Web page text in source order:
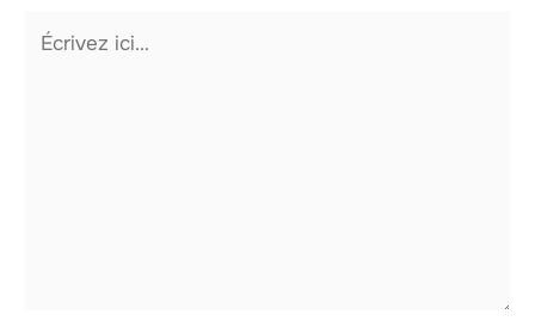
Écrivez